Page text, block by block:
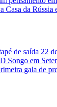
Casa da Rússia
de saída 22
Songo em
gala de